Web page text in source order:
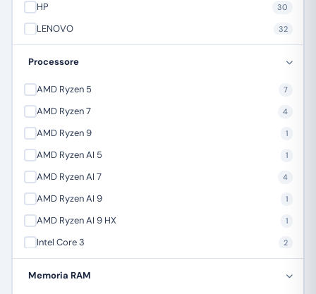
HP 30
LENOVO 32
NGS 5
Orico 1
SAMSUNG 16
Processore
AMD Ryzen 5 7
AMD Ryzen 7 4
AMD Ryzen 9 1
AMD Ryzen AI 5 1
AMD Ryzen AI 7 4
AMD Ryzen AI 9 1
AMD Ryzen AI 9 HX 1
Intel Core 3 2
Memoria RAM